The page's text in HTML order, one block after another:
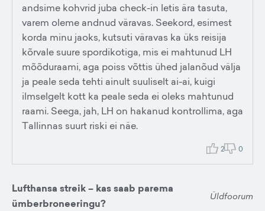
andsime kohvrid juba check-in letis ära tasuta,
varem oleme andnud väravas. Seekord, esimest
korda minu jaoks, kutsuti väravas ka üks reisija
kõrvale suure spordikotiga, mis ei mahtunud LH
mõõduraami, aga poiss võttis ühed jalanõud välja
ja peale seda tehti ainult suuliselt ai-ai, kuigi
ilmselgelt kott ka peale seda ei oleks mahtunud
raami. Seega, jah, LH on hakanud kontrollima, aga
Tallinnas suurt riski ei näe.
2 0
Lufthansa streik – kas saab parema
ümberbroneeringu?
Üldfoorum